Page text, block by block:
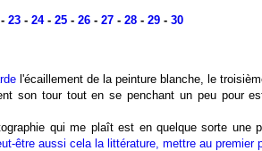
- 23 - 24- 25 - 26 - 27 - 28 - 29 - 30
l'écaillement de la peinture blanche, le
son tour tout en se penchant un peu pour
qui me plaît est en quelque sorte une
être aussi cela la littérature, mettre au premier